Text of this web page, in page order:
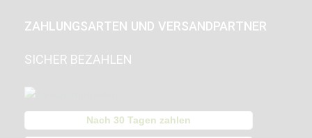
ZAHLUNGSARTEN UND VERSANDPARTNER
SICHER BEZAHLEN
Nach 30 Tagen zahlen